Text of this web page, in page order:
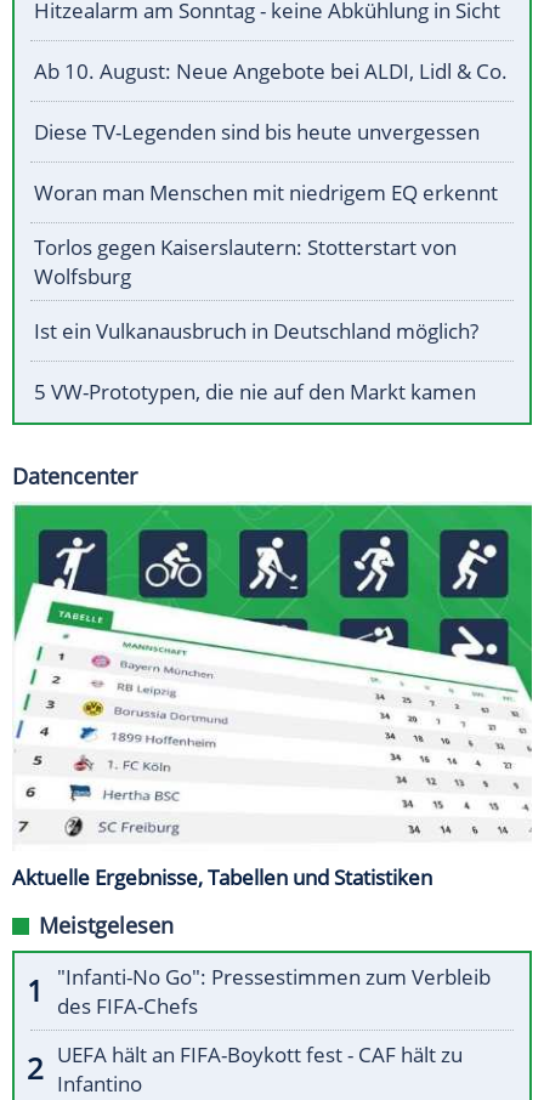
Hitzealarm am Sonntag - keine Abkühlung in Sicht
Ab 10. August: Neue Angebote bei ALDI, Lidl & Co.
Diese TV-Legenden sind bis heute unvergessen
Woran man Menschen mit niedrigem EQ erkennt
Torlos gegen Kaiserslautern: Stotterstart von
Wolfsburg
Ist ein Vulkanausbruch in Deutschland möglich?
5 VW-Prototypen, die nie auf den Markt kamen
Datencenter
Aktuelle Ergebnisse, Tabellen und Statistiken
Meistgelesen
"Infanti-No Go": Pressestimmen zum Verbleib
des FIFA-Chefs
UEFA hält an FIFA-Boykott fest - CAF hält zu
Infantino